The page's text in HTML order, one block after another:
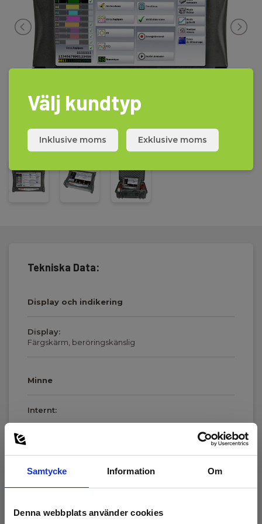
Samtycke Information Om
Denna webbplats använder cookies
Tekniska Data:
Display och indikering
Display:
Färgskärm, beröringskänslig
Minne
Internt:
Kommunikation
Ladda ner
Välj kundtyp
Inklusive moms Exklusive moms